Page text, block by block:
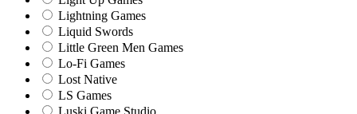
Lightning Games
Liquid Swords
Little Green Men Games
Lo-Fi Games
Lost Native
LS Games